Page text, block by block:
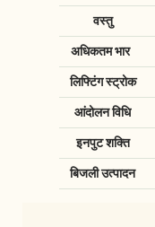
वस्तु
अधिकतम भार
लिफ्टिंग स्ट्रोक
आंदोलन विधि
इनपुट शक्ति
बिजली उत्पादन